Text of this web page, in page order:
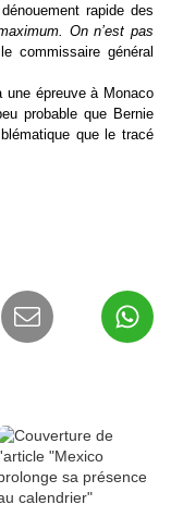
rapide des
On n’est pas
commissaire général
épreuve à Monaco
probable que Bernie
que le tracé